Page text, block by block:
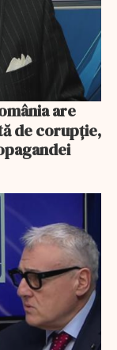
de corupție,